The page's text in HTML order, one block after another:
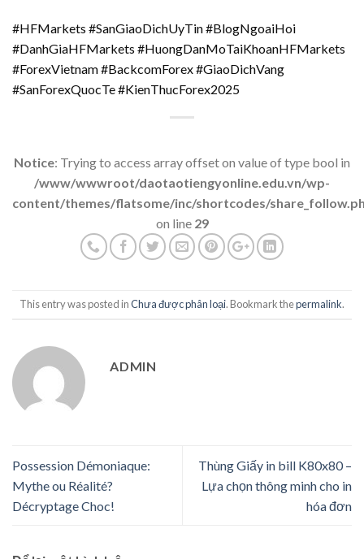
#HFMarkets #SanGiaoDichUyTin #BlogNgoaiHoi
#DanhGiaHFMarkets #HuongDanMoTaiKhoanHFMarkets
#ForexVietnam #BackcomForex #GiaoDichVang
#SanForexQuocTe #KienThucForex2025
Notice: Trying to access array offset on value of type bool in
/www/wwwroot/daotaotiengyonline.edu.vn/wp-
content/themes/flatsome/inc/shortcodes/
on line 29
This entry was posted inChưa được phân loại. Bookmark thepermalink.
ADMIN
Possession Démoniaque:
Mythe ou Réalité?
Décryptage Choc!
Thùng Giấy in bill K80x80 –
Lựa chọn thông minh cho in
hóa đơn